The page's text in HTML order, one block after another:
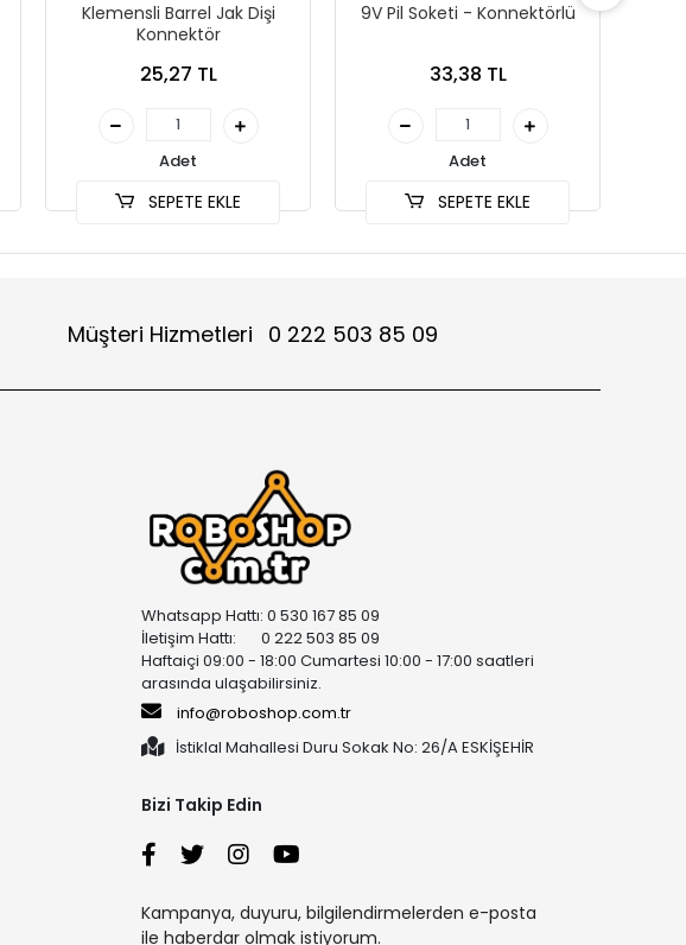
Klemensli Barrel Jak Dişi
Konnektör
25,27 TL
Adet
SEPETE EKLE
9V Pil Soketi - Konnektörlü
33,38 TL
Adet
SEPETE EKLE
Müşteri Hizmetleri 0 222 503 85 09
Whatsapp Hattı: 0 530 167 85 09
İletişim Hattı: 0 222 503 85 09
Haftaiçi 09:00 - 18:00 Cumartesi 10:00 - 17:00 saatleri
arasında ulaşabilirsiniz.
info@roboshop.com.tr
İstiklal Mahallesi Duru Sokak No: 26/A ESKİŞEHİR
Bizi Takip Edin
Kampanya, duyuru, bilgilendirmelerden e-posta
ile haberdar olmak istiyorum.